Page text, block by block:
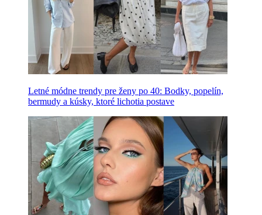
Letné módne trendy pre ženy po 40: Bodky, popelín,
bermudy a kúsky, ktoré lichotia postave